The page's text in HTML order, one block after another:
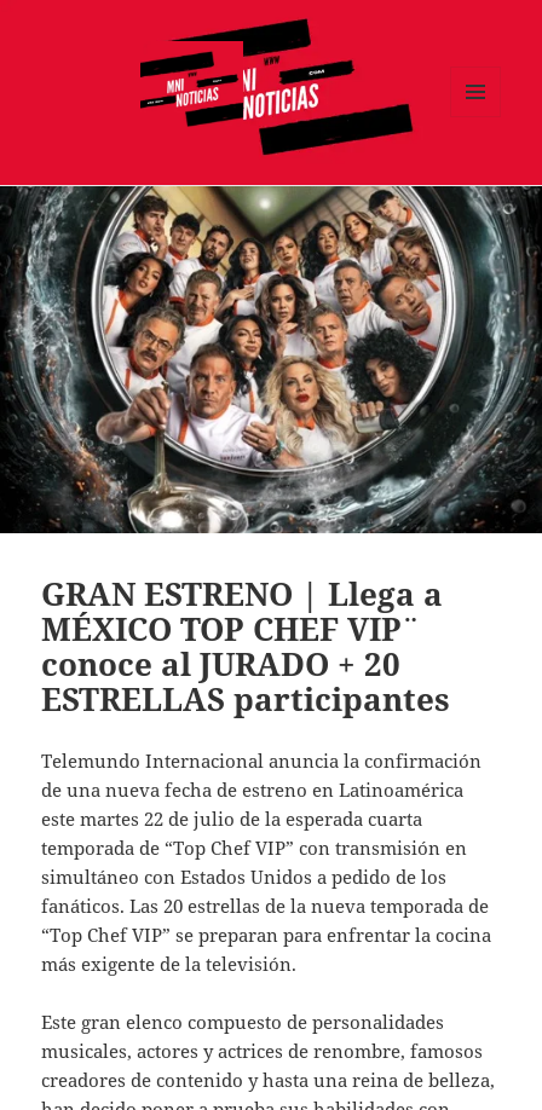
GRAN ESTRENO | Llega a
MÉXICO ¨TOP CHEF VIP¨
conoce al JURADO + 20
ESTRELLAS participantes
Telemundo Internacional anuncia la confirmación
de una nueva fecha de estreno en Latinoamérica
este martes 22 de julio de la esperada cuarta
temporada de “Top Chef VIP” con transmisión en
simultáneo con Estados Unidos a pedido de los
fanáticos. Las 20 estrellas de la nueva temporada de
“Top Chef VIP” se preparan para enfrentar la cocina
más exigente de la televisión.
Este gran elenco compuesto de personalidades
musicales, actores y actrices de renombre, famosos
creadores de contenido y hasta una reina de belleza,